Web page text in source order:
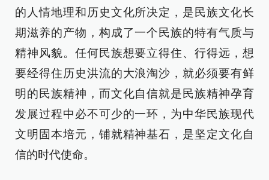
的人情地理和历史文化所决定，是民族文化长
期滋养的产物，构成了一个民族的特有气质与
精神风貌。任何民族想要立得住、行得远，想
要经得住历史洪流的大浪淘沙，就必须要有鲜
明的民族精神，而文化自信就是民族精神孕育
发展过程中必不可少的一环，为中华民族现代
文明固本培元，铺就精神基石，是坚定文化自
信的时代使命。